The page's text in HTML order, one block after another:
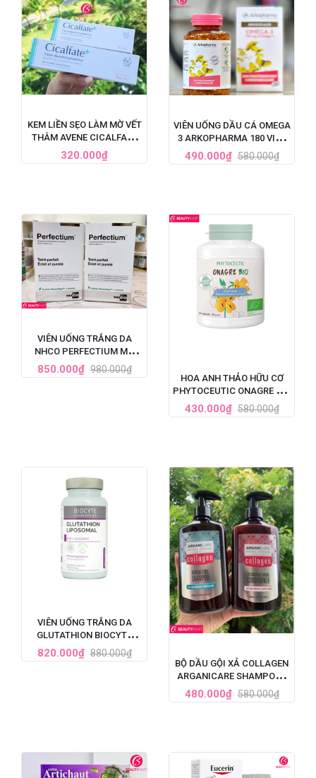
KEM LIỀN SẸO LÀM MỜ VẾT
THÂM AVENE CICALFATE
CỦA PHÁP
320.000₫
VIÊN UỐNG DẦU CÁ OMEGA
3 ARKOPHARMA 180 VIÊN
PHÁP
490.000₫ 580.000₫
VIÊN UỐNG TRẮNG DA
NHCO PERFECTIUM MỜ
THÂM, GIẢM TÀN NHANG
PHÁP HỘP 56 VIÊN
850.000₫ 980.000₫
HOA ANH THẢO HỮU CƠ
PHYTOCEUTIC ONAGRE BIO
90 VIÊN CỦA PHÁP
430.000₫ 580.000₫
VIÊN UỐNG TRẮNG DA
GLUTATHION BIOCYTE
PHÁP 30 VIÊN
820.000₫ 880.000₫
BỘ DẦU GỘI XẢ COLLAGEN
ARGANICARE SHAMPOO -
PHÁP
480.000₫ 580.000₫